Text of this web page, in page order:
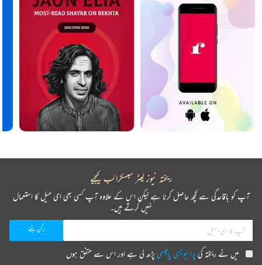
ریختہ نیوز لیٹر سبسکرائب کیجیے
آپ کو باقاعدگی سے کچھ حاصل کرنا ہے لیکن اس کے علاوہ آپ کسی بھی ای میل کا استعمال
نہیں کرتے ہیں۔
میں نے ریختہ کیپرائیویسی پالیسیپڑھ لی ہے اور اس سے متفق ہوں